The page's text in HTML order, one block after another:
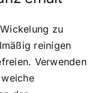
zu
reinigen
Verwenden